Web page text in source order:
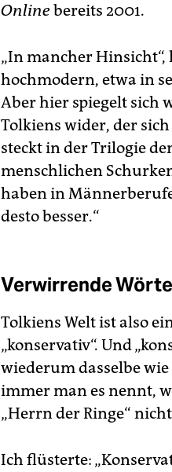
Onlinebereits 2001.
„In mancher Hinsicht“,
hochmodern, etwa in
Aber hier spiegelt sich
Tolkiens wider, der sich
steckt in der Trilogie
menschlichen
haben in
desto besser.“
Verwirrende
Tolkiens Welt ist also
„konservativ“. Und
wiederum dasselbe
immer man es nennt,
„Herrn der Ringe“
Ich flüsterte: